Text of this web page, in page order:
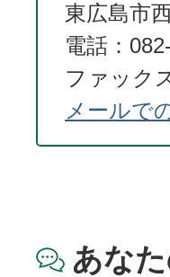
東広島市
電話：
ファック
メールで
あな